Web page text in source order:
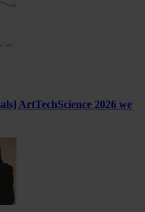
ArtTechScience 2026 we